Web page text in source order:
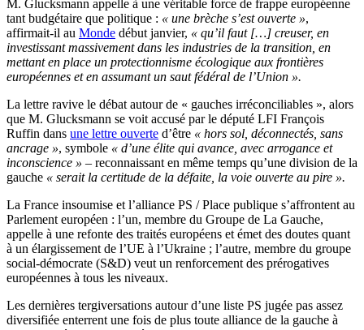
M. Glucksmann appelle à une véritable force de frappe européenne
tant budgétaire que politique : « une brèche s’est ouverte »,
affirmait-il au Monde début janvier, « qu’il faut […] creuser, en
investissant massivement dans les industries de la transition, en
mettant en place un protectionnisme écologique aux frontières
européennes et en assumant un saut fédéral de l’Union ».
La lettre ravive le débat autour de « gauches irréconciliables », alors
que M. Glucksmann se voit accusé par le député LFI François
Ruffin dans une lettre ouverte d’être « hors sol, déconnectés, sans
ancrage », symbole « d’une élite qui avance, avec arrogance et
inconscience » – reconnaissant en même temps qu’une division de la
gauche « serait la certitude de la défaite, la voie ouverte au pire ».
La France insoumise et l’alliance PS / Place publique s’affrontent au
Parlement européen : l’un, membre du Groupe de La Gauche,
appelle à une refonte des traités européens et émet des doutes quant
à un élargissement de l’UE à l’Ukraine ; l’autre, membre du groupe
social-démocrate (S&D) veut un renforcement des prérogatives
européennes à tous les niveaux.
Les dernières tergiversations autour d’une liste PS jugée pas assez
diversifiée enterrent une fois de plus toute alliance de la gauche à